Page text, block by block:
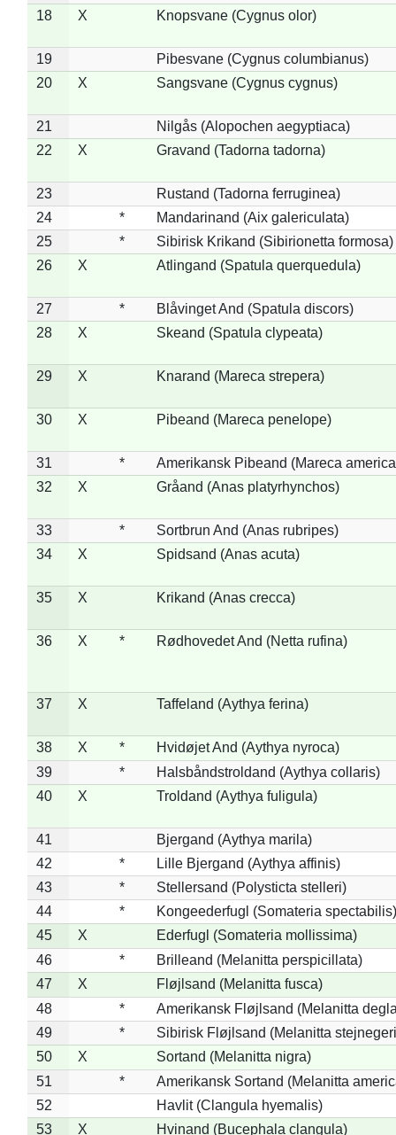
18
X Knopsvane (Cygnus olor)
19
Pibesvane (Cygnus columbianus)
20
X Sangsvane (Cygnus cygnus)
21
Nilgås (Alopochen aegyptiaca)
22
X Gravand (Tadorna tadorna)
23
Rustand (Tadorna ferruginea)
24
*
Mandarinand (Aix galericulata)
25
*
Sibirisk Krikand (Sibirionetta formosa)
26
X Atlingand (Spatula querquedula)
27 *
Blåvinget And (Spatula discors)
28
X Skeand (Spatula clypeata)
29 X Knarand (Mareca strepera)
30 X Pibeand (Mareca penelope)
31 *
Amerikansk Pibeand (Mareca
32
X Gråand (Anas platyrhynchos)
33 *
Sortbrun And (Anas rubripes)
34
X Spidsand (Anas acuta)
35 X Krikand (Anas crecca)
36 X * Rødhovedet And (Netta rufina)
37 X Taffeland (Aythya ferina)
38 X *
Hvidøjet And (Aythya nyroca)
39
*
Halsbåndstroldand (Aythya collaris)
40
X Troldand (Aythya fuligula)
41
Bjergand (Aythya marila)
42
*
Lille Bjergand (Aythya affinis)
43
*
Stellersand (Polysticta stelleri)
44
*
Kongeederfugl (Somateria spectabilis)
45
X
Ederfugl (Somateria mollissima)
46
*
Brilleand (Melanitta perspicillata)
47
X
Fløjlsand (Melanitta fusca)
48
*
Amerikansk Fløjlsand (Melanitta
49
*
Sibirisk Fløjlsand (Melanitta
50
X
Sortand (Melanitta nigra)
51
*
Amerikansk Sortand (Melanitta
52
Havlit (Clangula hyemalis)
53
X Hvinand (Bucephala clangula)